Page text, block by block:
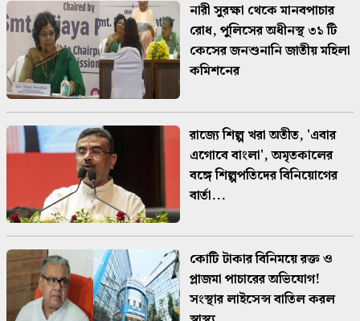
নারী সুরক্ষা থেকে মানবপাচার
রোধ, পুলিসের অধীনস্থ ৩১ টি
কেসের জনশুনানি জাতীয় মহিলা
কমিশনের
রাজ্যে শিল্প খরা অতীত, 'এবার
এগোবে বাংলা', অমৃতকালের
বঙ্গে শিল্পপতিদের বিনিয়োগের
বার্তা...
কোটি টাকার বিনিময়ে রক্ত ও
প্লাজমা পাচারের অভিযোগ!
সংস্থার লাইসেন্স বাতিল করল